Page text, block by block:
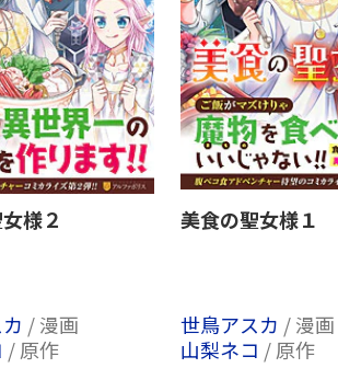
様２
/ 漫画
/ 原作
美食の聖女様１
世鳥アスカ / 漫画
山梨ネコ / 原作